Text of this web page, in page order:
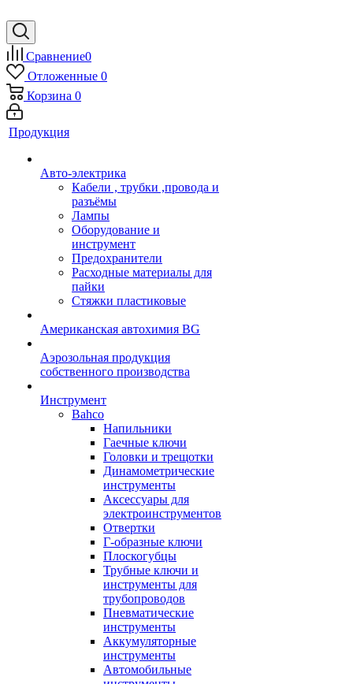
Сравнение0
Отложенные 0
Корзина 0
Продукция
Авто-электрика
Кабели , трубки ,провода и
разъёмы
Лампы
Оборудование и
инструмент
Предохранители
Расходные материалы для
пайки
Стяжки пластиковые
Американская автохимия BG
Аэрозольная продукция
собственного производства
Инструмент
Bahco
Напильники
Гаечные ключи
Головки и трещотки
Динамометрические
инструменты
Аксессуары для
электроинструментов
Отвертки
Г-образные ключи
Плоскогубцы
Трубные ключи и
инструменты для
трубопроводов
Пневматические
инструменты
Аккумуляторные
инструменты
Автомобильные